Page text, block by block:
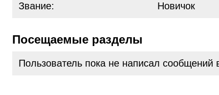
Звание:
Новичок
Посещаемые разделы
Пользователь пока не написал сообщений